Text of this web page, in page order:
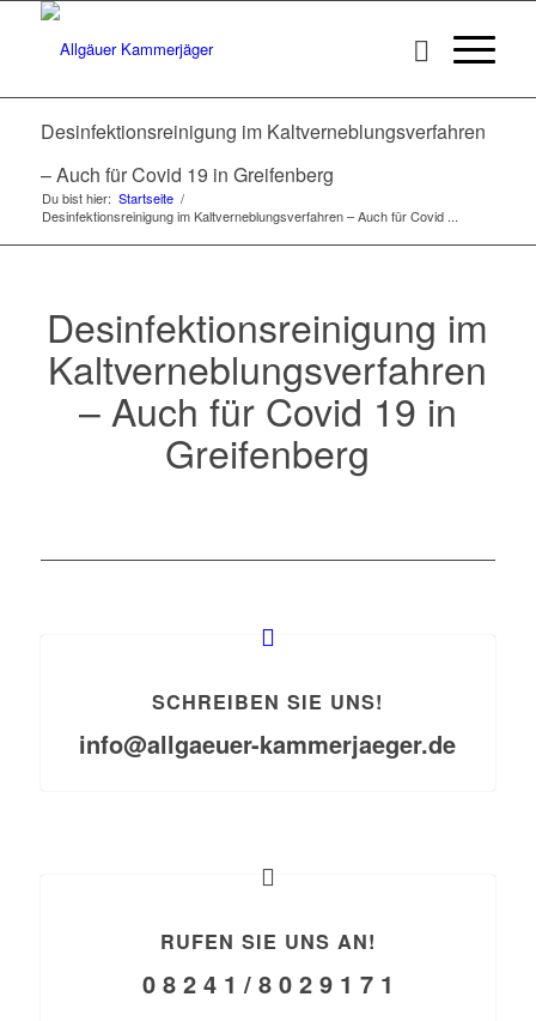
Desinfektionsreinigung im Kaltverneblungsverfahren
– Auch für Covid 19 in Greifenberg
Du bist hier: Startseite /
Desinfektionsreinigung im Kaltverneblungsverfahren – Auch für Covid ...
Desinfektionsreinigung im
Kaltverneblungsverfahren
– Auch für Covid 19 in
Greifenberg
SCHREIBEN SIE UNS!
info@allgaeuer-kammerjaeger.de
RUFEN SIE UNS AN!
0 8 2 4 1 / 8 0 2 9 1 7 1